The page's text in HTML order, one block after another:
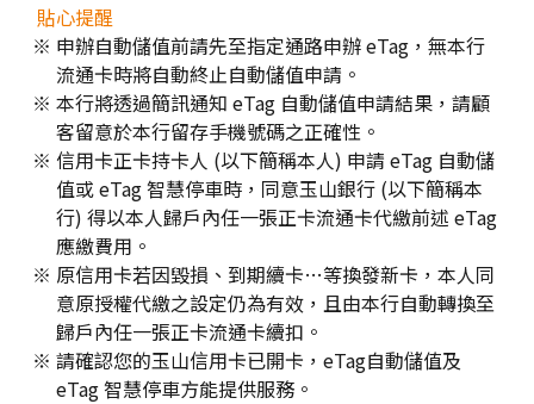
貼心提醒
申辦自動儲值前請先至指定通路申辦 eTag，無本行
流通卡時將自動終止自動儲值申請。
本行將透過簡訊通知 eTag 自動儲值申請結果，請顧
客留意於本行留存手機號碼之正確性。
信用卡正卡持卡人 (以下簡稱本人) 申請 eTag 自動儲
值或 eTag 智慧停車時，同意玉山銀行 (以下簡稱本
行) 得以本人歸戶內任一張正卡流通卡代繳前述 eTag
應繳費用。
原信用卡若因毀損、到期續卡…等換發新卡，本人同
意原授權代繳之設定仍為有效，且由本行自動轉換至
歸戶內任一張正卡流通卡續扣。
請確認您的玉山信用卡已開卡，eTag自動儲值及
eTag 智慧停車方能提供服務。